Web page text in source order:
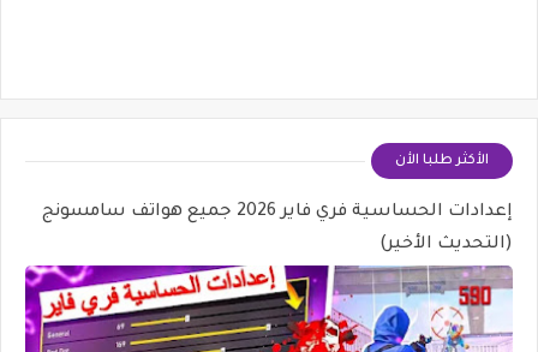
الأكثر طلبا الأن
إعدادات الحساسية فري فاير 2026 جميع هواتف سامسونج
(التحديث الأخير)